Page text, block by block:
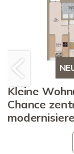
Kleine
Chance